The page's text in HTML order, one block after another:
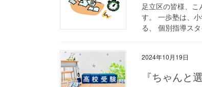
足立区の皆様、
す。 一歩塾は、
る、 個別指導ス
2024年10月19日
『ちゃんと